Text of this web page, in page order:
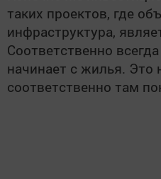
таких проектов, где
инфраструктура,
Соответственно
начинает с жилья. Это
соответственно там